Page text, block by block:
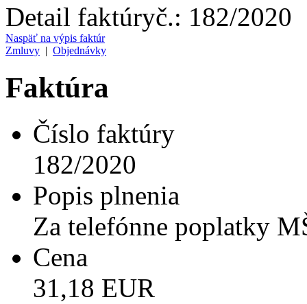
Detail faktúryč.: 182/2020
Naspäť na výpis faktúr
Zmluvy | Objednávky
Faktúra
Číslo faktúry
182/2020
Popis plnenia
Za telefónne poplatky
Cena
31,18 EUR